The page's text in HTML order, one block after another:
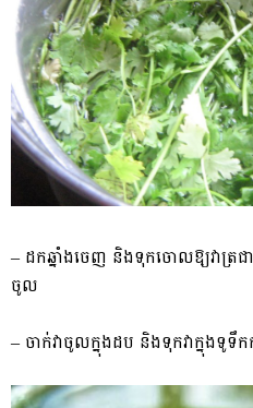
– ​ដក​ឆ្នាំង​ចេញ និង​ទុកចោល​ឱ្យ​វា​ត្រជ
ចូល​
– ចាក់​វា​ចូលក្នុង​ដប និង​ទុក​វា​ក្នុង​ទូទឹ